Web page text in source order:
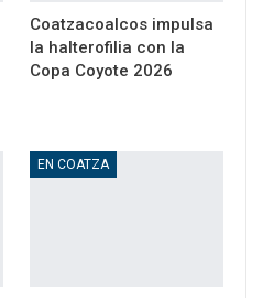
Coatzacoalcos impulsa
la halterofilia con la
Copa Coyote 2026
EN COATZA